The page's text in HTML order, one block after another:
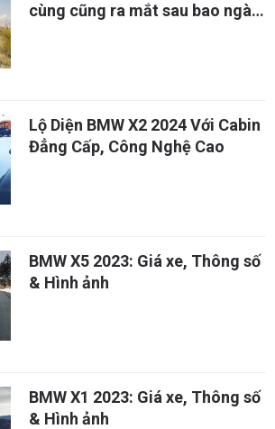
cùng cũng ra mắt sau bao ngày
Lộ Diện BMW X2 2024 Với Cabin
Đẳng Cấp, Công Nghệ Cao
BMW X5 2023: Giá xe, Thông số
& Hình ảnh
BMW X1 2023: Giá xe, Thông số
& Hình ảnh